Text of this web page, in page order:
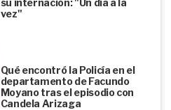
vez"
Qué encontró la Policía en el
departamento de Facundo
Moyano tras el episodio con
Candela Arizaga